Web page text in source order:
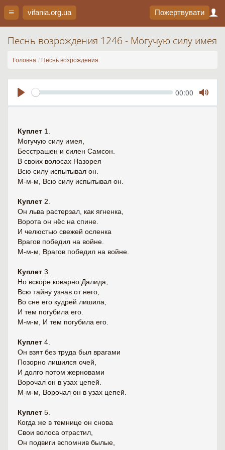
vifania.org.ua Пожертвувати
Песнь возрождения 1246 - Могучую силу имея
Головна Песнь возрождения
Seek Current
00:00
Mute
Куплет 1.
Могучую силу имея,
Бесстрашен и силен Самсон.
В своих волосах Назорея
Всю силу испытывал он.
М-м-м, Всю силу испытывал он.
Куплет 2.
Он льва растерзал, как ягненка,
Ворота он нёс на спине.
И челюстью свежей осленка
Врагов победил на войне.
М-м-м, Врагов победил на войне.
Куплет 3.
Но вскоре коварно Далида,
Всю тайну узнав от него,
Во сне его кудрей лишила,
И тем погубила его.
М-м-м, И тем погубила его.
Куплет 4.
Он взят без труда был врагами
Позорно лишился очей,
И долго потом жерновами
Ворочал он в узах цепей.
М-м-м, Ворочал он в узах цепей.
Куплет 5.
Когда же в темнице он снова
Свои волоса отрастил,
Он подвиги вспомнив былые,